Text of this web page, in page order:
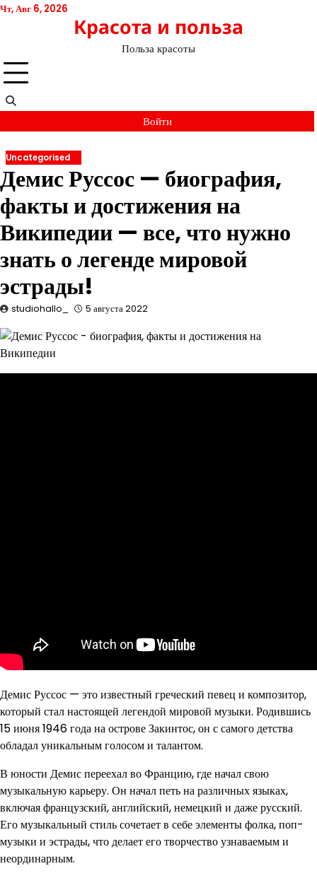
Перейти
Чт, Авг 6, 2026
Красота и польза
Польза красоты
Войти
Uncategorised
Демис Руссос — биография,
факты и достижения на
Википедии — все, что нужно
знать о легенде мировой
эстрады!
studiohallo_ 5 августа 2022
Демис Руссос — это известный греческий певец и композитор,
который стал настоящей легендой мировой музыки. Родившись
15 июня 1946 года на острове Закинтос, он с самого детства
обладал уникальным голосом и талантом.
В юности Демис переехал во Францию, где начал свою
музыкальную карьеру. Он начал петь на различных языках,
включая французский, английский, немецкий и даже русский.
Его музыкальный стиль сочетает в себе элементы фолка, поп-
музыки и эстрады, что делает его творчество узнаваемым и
неординарным.